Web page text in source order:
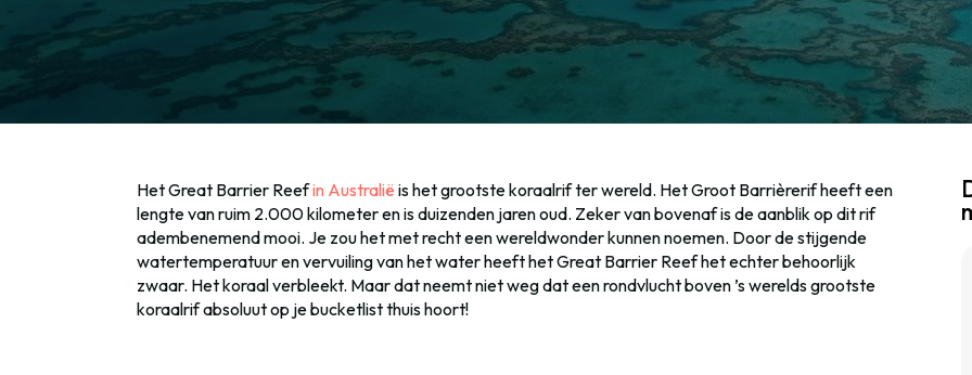
Het Great Barrier Reefin Australië is het grootste koraalrif ter wereld. Het Groot Barrièrerif heeft een
lengte van ruim 2.000 kilometer en is duizenden jaren oud. Zeker van bovenaf is de aanblik op dit rif
adembenemend mooi. Je zou het met recht een wereldwonder kunnen noemen. Door de stijgende
watertemperatuur en vervuiling van het water heeft het Great Barrier Reef het echter behoorlijk
zwaar. Het koraal verbleekt. Maar dat neemt niet weg dat een rondvlucht boven ’s werelds grootste
koraalrif absoluut op je bucketlist thuis hoort!